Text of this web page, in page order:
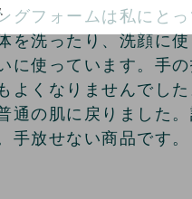
グフォームは私にと
を洗ったり、洗顔に
に使っています。手
よくなりませんでし
通の肌に戻りました
手放せない商品です。